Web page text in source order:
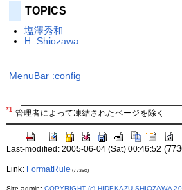
TOPICS
塩澤秀和
H. Shiozawa
MenuBar :config
*1 管理者によって凍結されたページを除く
Last-modified: 2005-06-04 (Sat) 00:46:52
Link: FormatRule (7736d)
Site admin: COPYRIGHT (c) HIDEKAZU SHIOZAWA